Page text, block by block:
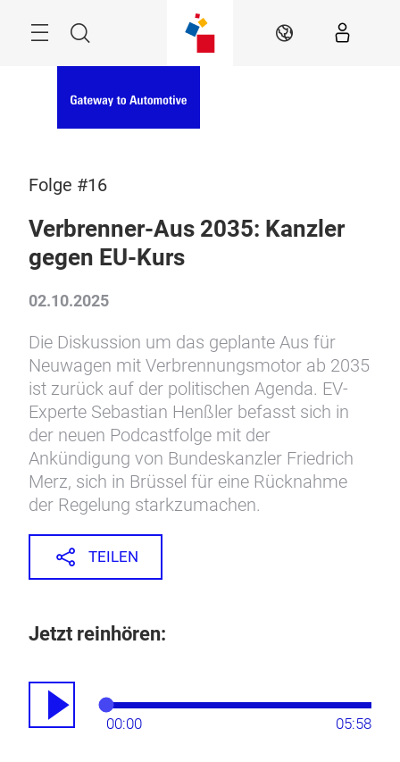
Suche DE
Folge #16
Verbrenner-Aus 2035: Kanzler
gegen EU-Kurs
02.10.2025
Die Diskussion um das geplante Aus für
Neuwagen mit Verbrennungsmotor ab 2035
ist zurück auf der politischen Agenda. EV-
Experte Sebastian Henßler befasst sich in
der neuen Podcastfolge mit der
Ankündigung von Bundeskanzler Friedrich
Merz, sich in Brüssel für eine Rücknahme
der Regelung starkzumachen.
TEILEN
Jetzt reinhören:
00:00 05:58